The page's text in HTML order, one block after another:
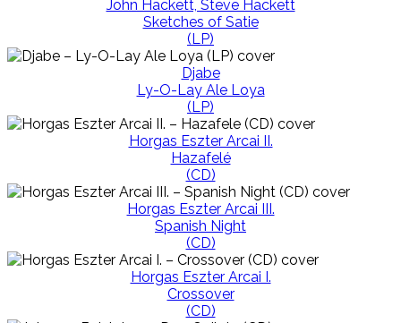
John Hackett, Steve Hackett
Sketches of Satie
(LP)
Djabe
Ly-O-Lay Ale Loya
(LP)
Horgas Eszter Arcai II.
Hazafelé
(CD)
Horgas Eszter Arcai III.
Spanish Night
(CD)
Horgas Eszter Arcai I.
Crossover
(CD)